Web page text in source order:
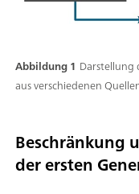
Abbildung 1 Darstellung
aus verschiedenen
Beschränkung
der ersten